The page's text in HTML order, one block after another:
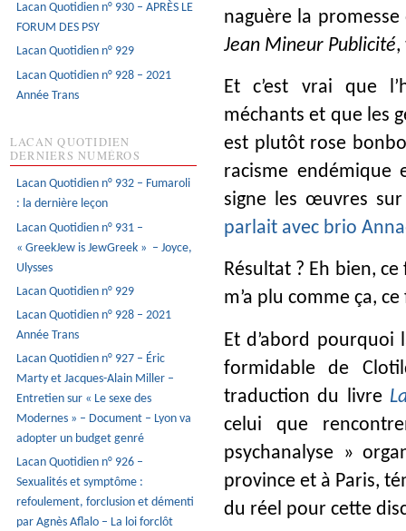
naguère la promesse
Jean Mineur Publicité,
Et c’est vrai que
méchants et que les
est plutôt rose
racisme
signe les œuvres
parlait avec brio
Résultat ? Eh bien,
m’a plu comme ça,
Et d’abord pourquoi
formidable de
traduction du livre
celui que
psychanalyse »
province et à Paris,
du réel pour cette
Lacan Quotidien n° 930 – APRÈS LE
FORUM DES PSY
Lacan Quotidien n° 929
Lacan Quotidien n° 928 – 2021
Année Trans
LACAN QUOTIDIEN
DERNIERS NUMÉROS
Lacan Quotidien n° 932 – Fumaroli
: la dernière leçon
Lacan Quotidien n° 931 –
« GreekJew is JewGreek » – Joyce,
Ulysses
Lacan Quotidien n° 929
Lacan Quotidien n° 928 – 2021
Année Trans
Lacan Quotidien n° 927 – Éric
Marty et Jacques-Alain Miller –
Entretien sur « Le sexe des
Modernes » – Document – Lyon va
adopter un budget genré
Lacan Quotidien n° 926 –
Sexualités et symptôme :
refoulement, forclusion et démenti
par Agnès Aflalo – La loi forclôt